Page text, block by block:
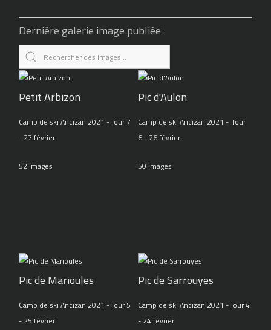
Dernière galerie image publiée
Petit Arbizon
Camp de ski Ancizan 2021 - Jour 7
- 27 février
52 Images
Pic d'Aulon
Camp de ski Ancizan 2021 - Jour
6 - 26 février
50 Images
Pic de Marioules
Camp de ski Ancizan 2021 - Jour 5
- 25 février
Pic de Sarrouyes
Camp de ski Ancizan 2021 - Jour 4
- 24 février